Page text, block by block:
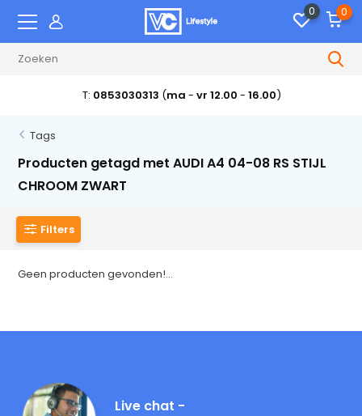
0 0
T: 0853030313 (ma - vr 12.00 - 16.00)
Tags
Producten getagd met AUDI A4 04-08 RS STIJL
CHROOM ZWART
Filters
Geen producten gevonden!...
Live chat -